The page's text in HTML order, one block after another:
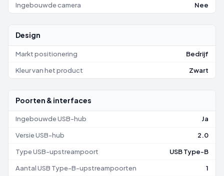
Ingebouwde camera Nee
Design
Markt positionering Bedrijf
Kleur van het product Zwart
Poorten & interfaces
Ingebouwde USB-hub Ja
Versie USB-hub 2.0
Type USB-upstreampoort USB Type-B
Aantal USB Type-B-upstreampoorten 1